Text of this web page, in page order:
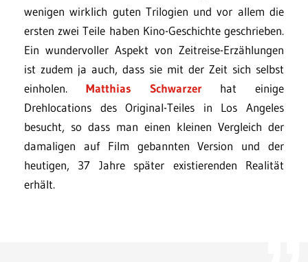
wenigen wirklich guten Trilogien und vor allem die
ersten zwei Teile haben Kino-Geschichte geschrieben.
Ein wundervoller Aspekt von Zeitreise-Erzählungen
ist zudem ja auch, dass sie mit der Zeit sich selbst
einholen. Matthias Schwarzerhat einige
Drehlocations des Original-Teiles in Los Angeles
besucht, so dass man einen kleinen Vergleich der
damaligen auf Film gebannten Version und der
heutigen, 37 Jahre später existierenden Realität
erhält.